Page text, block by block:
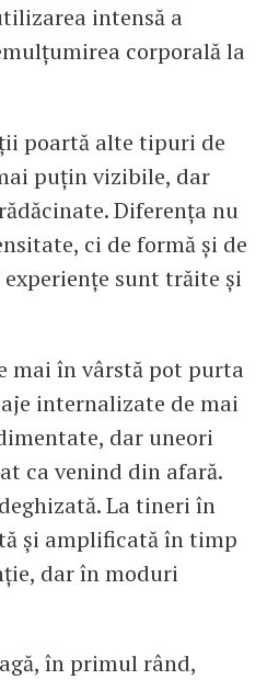
intensă a
corporală la
poartă alte tipuri de
puțin vizibile, dar
Diferența nu
ci de formă și de
sunt trăite și
mai în vârstă pot purta
internalizate de mai
dar uneori
ca venind din afară.
La tineri în
și amplificată în timp
dar în moduri
în primul rând,